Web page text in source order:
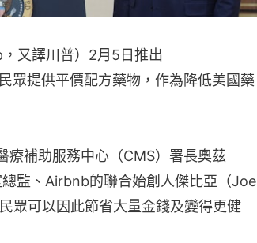
又譯川普）2月5日推出
眾提供平價配方藥物，作為降低美國藥
療補助服務中心（CMS）署長奧茲
監、Airbnb的聯合始創人傑比亞（Joe
眾可以因此節省大量金錢及變得更健